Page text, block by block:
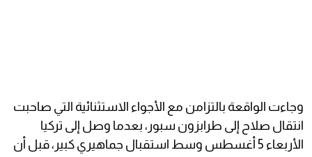
وجاءت الواقعة بالتزامن مع الأجواء الاستثنائية التي صاحبت
انتقال صلاح إلى طرابزون سبور، بعدما وصل إلى تركيا
الأربعاء 5 أغسطس وسط استقبال جماهيري كبير، قبل أن